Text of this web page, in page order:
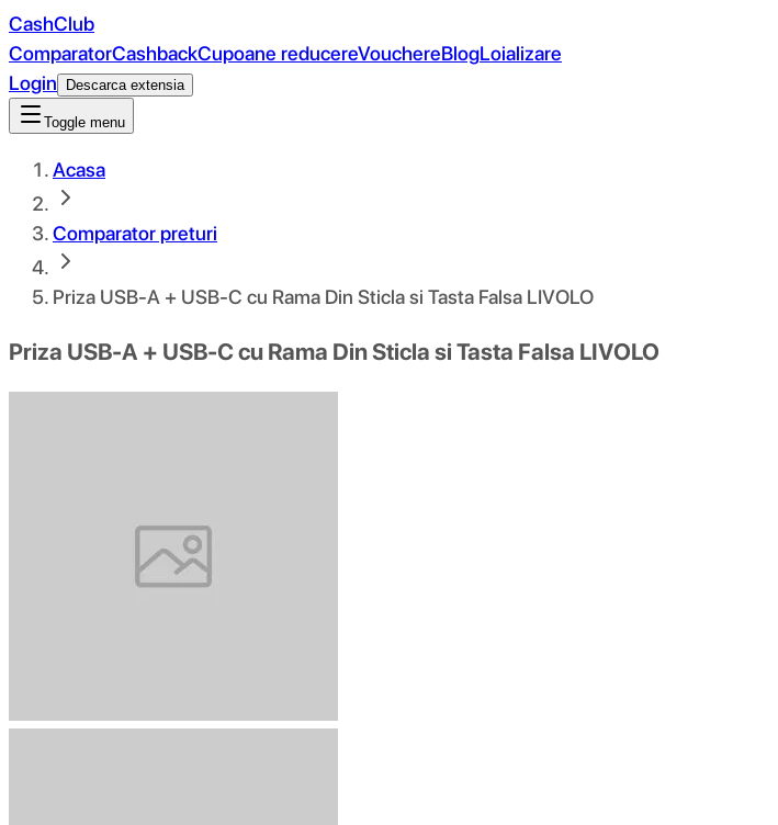
CashClub
ComparatorCashbackCupoane reducereVouchereBlogLoializare
Login
Descarca extensia
Toggle menu
Acasa
Comparator preturi
Priza USB-A + USB-C cu Rama Din Sticla si Tasta Falsa LIVOLO
Priza USB-A + USB-C cu Rama Din Sticla si Tasta Falsa LIVOLO